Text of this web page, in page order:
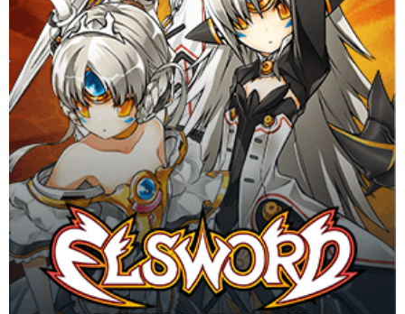
เกม Stylish Action Online ที่นิยมหลายประเทศทั่วโลก ได้รับการ
ยกย่องว่าเป็นเกมที่มันส์ที่สุด
Website
Download